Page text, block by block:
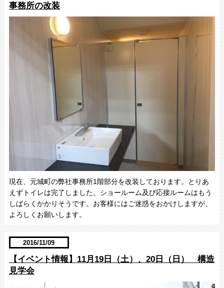
事務所の改装
現在、元城町の弊社事務所1階部分を改装しております。とりあ
えずトイレは完了しました。ショールーム及び応接ルームはもう
しばらくかかりそうです。お客様にはご迷惑をおかけしますが、
よろしくお願いします。
2016/11/09
【イベント情報】11月19日（土）、20日（日） 構造
見学会